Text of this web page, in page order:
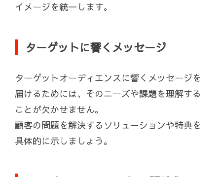
イメージを統一します。
ターゲットに響くメッセージ
ターゲットオーディエンスに響くメッセージを
届けるためには、そのニーズや課題を理解する
ことが欠かせません。
顧客の問題を解決するソリューションや特典を
具体的に示しましょう。